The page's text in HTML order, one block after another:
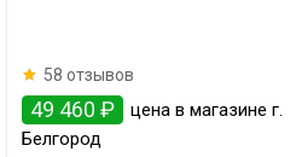
58 отзывов
49 460 ₽
цена в магазине г.
Белгород